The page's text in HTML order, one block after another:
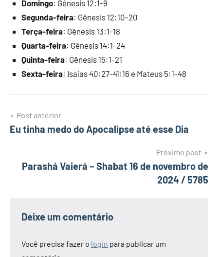
Domingo: Gênesis 12:1-9
Segunda-feira: Gênesis 12:10-20
Terça-feira: Gênesis 13:1-18
Quarta-feira: Gênesis 14:1-24
Quinta-feira: Gênesis 15:1-21
Sexta-feira: Isaías 40:27-41:16 e Mateus 5:1-48
Navegação
de
Post anterior
Eu tinha medo do Apocalipse até esse Dia
Próximo post
Parashá Vaierá – Shabat 16 de novembro de
2024 / 5785
Deixe um comentário
Você precisa fazer o login para publicar um